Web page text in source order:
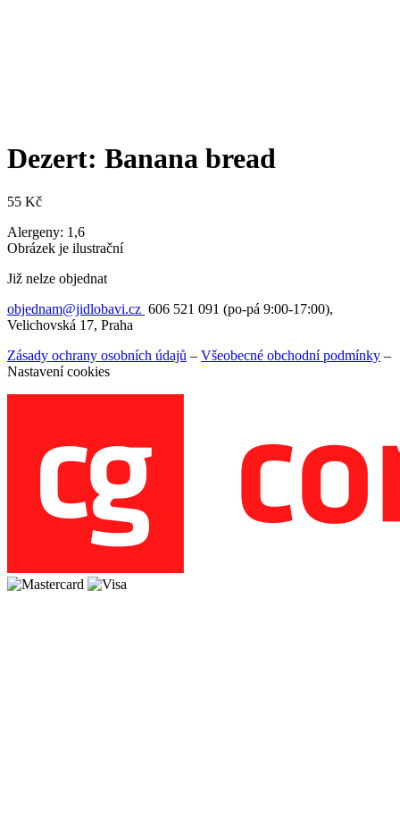
Dezert: Banana bread
55 Kč
Alergeny: 1,6
Obrázek je ilustrační
Již nelze objednat
objednam@jidlobavi.cz 606 521 091 (po-pá 9:00-17:00),
Velichovská 17, Praha
Zásady ochrany osobních údajů – Všeobecné obchodní podmínky –
Nastavení cookies